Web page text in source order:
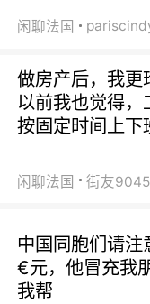
闲聊法国
做房产后，我更
以前我也觉得，
按固定时间上下
闲聊法国
中国同胞们请
€元，他冒充我
我帮